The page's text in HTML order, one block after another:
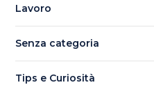
Lavoro
Senza categoria
Tips e Curiosità